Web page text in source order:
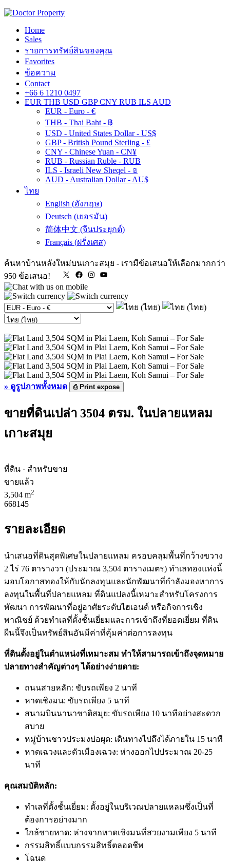
Home
Sales
รายการทรัพย์สินของคุณ
Favorites
ข้อความ
Contact
+66 6 1210 0497
EUR THB USD GBP CNY RUB ILS AUD
EUR - Euro - €
THB - Thai Baht - ฿
USD - United States Dollar - US$
GBP - British Pound Sterling - £
CNY - Chinese Yuan - CN¥
RUB - Russian Ruble - RUB
ILS - Israeli New Sheqel - ₪
AUD - Australian Dollar - AU$
ไทย
English (อังกฤษ)
Deutsch (เยอรมัน)
简体中文 (จีนประยุกต์)
Français (ฝรั่งเศส)
ค้นหาบ้านหลังใหม่บนเกาะสมุย - เรามีข้อเสนอให้เลือกมากกว่า
950 ข้อเสนอ!
X FacebookInstagram
» ดูรูปภาพทั้งหมด ⎙Print expose
ขายที่ดินเปล่า 3504 ตรม. ในปลายแหลม
เกาะสมุย
ที่ดิน · สำหรับขาย
ขายแล้ว
3,504 m2
668145
รายละเอียด
นำเสนอที่ดินสุดพิเศษในปลายแหลม ครอบคลุมพื้นที่กว้างขวาง
2 ไร่ 76 ตารางวา (ประมาณ 3,504 ตารางเมตร) ทำเลทองแห่งนี้
มอบโอกาสทองให้กับนักลงทุนและนักพัฒนาที่กำลังมองหาการ
ลงทุนในพื้นที่ปลายแหลม ที่ดินแปลงนี้เหมาะสำหรับโครงการ
พัฒนา การพัฒนาที่อยู่อาศัยระดับไฮเอนด์ หรือกิจการเชิง
พาณิชย์ ด้วยทำเลที่ตั้งชั้นเยี่ยมและการเข้าถึงที่ยอดเยี่ยม ที่ดิน
ผืนนี้จึงเป็นทรัพย์สินอันมีค่าที่คุ้มค่าต่อการลงทุน
ที่ดินตั้งอยู่ในตำแหน่งที่เหมาะสม ทำให้สามารถเข้าถึงจุดหมาย
ปลายทางสำคัญต่างๆ ได้อย่างง่ายดาย:
ถนนสายหลัก: ขับรถเพียง 2 นาที
หาดเชิงมน: ขับรถเพียง 5 นาที
สนามบินนานาชาติสมุย: ขับรถเพียง 10 นาทีอย่างสะดวก
สบาย
หมู่บ้านชาวประมงบ่อผุด: เดินทางไปถึงได้ภายใน 15 นาที
หาดเฉวงและตัวเมืองเฉวง: ห่างออกไปประมาณ 20-25
นาที
คุณสมบัติหลัก:
ทำเลที่ตั้งชั้นเยี่ยม: ตั้งอยู่ในบริเวณปลายแหลมซึ่งเป็นที่
ต้องการอย่างมาก
ใกล้ชายหาด: ห่างจากหาดเชิงมนที่สวยงามเพียง 5 นาที
กรรมสิทธิ์แบบกรรมสิทธิ์ตลอดชีพ
โฉนด